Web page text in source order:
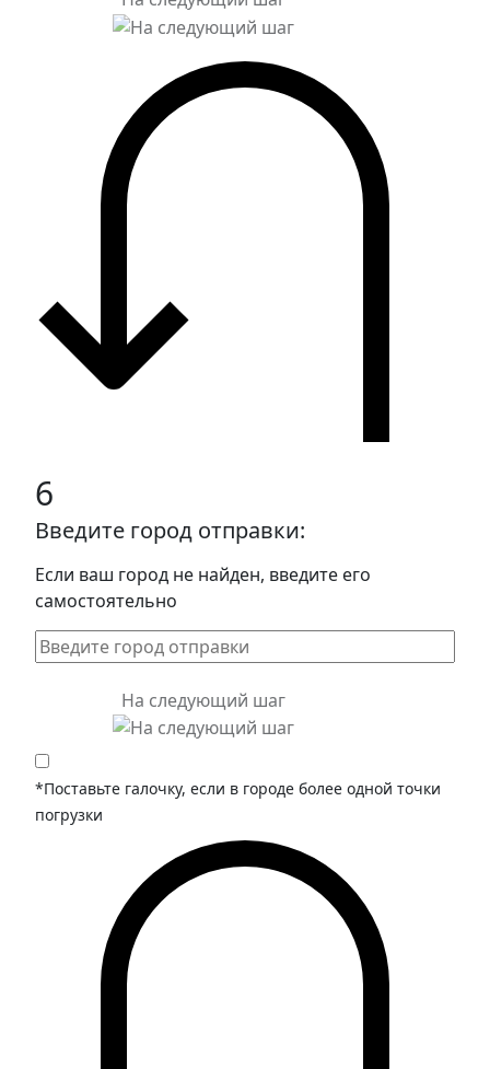
6
Введите город отправки:
Если ваш город не найден, введите его
самостоятельно
На следующий шаг
*Поставьте галочку, если в городе более одной точки
погрузки